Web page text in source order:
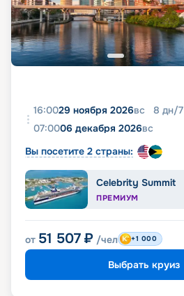
16:0029 ноября 2026вс 8 дн/7
07:0006 декабря 2026вс
Вы посетите 2 страны:
Celebrity Summit
ПРЕМИУМ
от 51 507 ₽ /чел +1 000
Выбрать круиз